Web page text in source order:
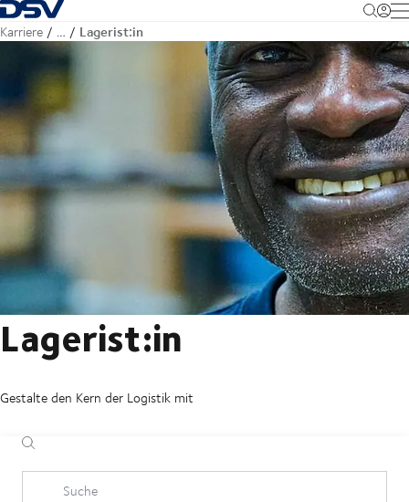
Zurück zur Startseite
Karriere … Lagerist:in
Lagerist:in
Gestalte den Kern der Logistik mit
Suche